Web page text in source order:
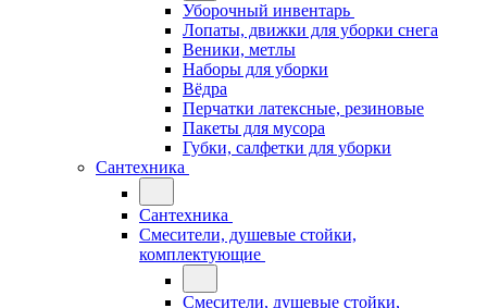
Уборочный инвентарь
Лопаты, движки для уборки снега
Веники, метлы
Наборы для уборки
Вёдра
Перчатки латексные, резиновые
Пакеты для мусора
Губки, салфетки для уборки
Сантехника
Сантехника
Смесители, душевые стойки,
комплектующие
Смесители, душевые стойки,